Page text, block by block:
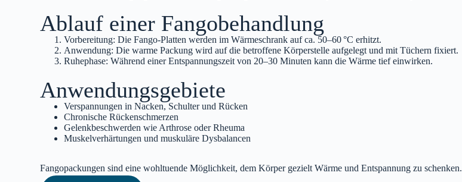
Ablauf einer Fangobehandlung
Vorbereitung: Die Fango‑Platten werden im Wärmeschrank auf ca. 50–60 °C erhitzt.
Anwendung: Die warme Packung wird auf die betroffene Körperstelle aufgelegt und mit Tüchern fixiert.
Ruhephase: Während einer Entspannungszeit von 20–30 Minuten kann die Wärme tief einwirken.
Anwendungsgebiete
Verspannungen in Nacken, Schulter und Rücken
Chronische Rückenschmerzen
Gelenkbeschwerden wie Arthrose oder Rheuma
Muskelverhärtungen und muskuläre Dysbalancen
Fangopackungen sind eine wohltuende Möglichkeit, dem Körper gezielt Wärme und Entspannung zu schenken.